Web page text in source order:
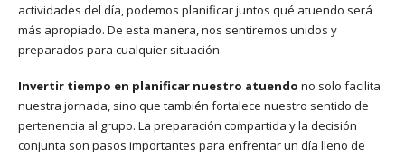
actividades del día, podemos planificar juntos qué atuendo será
más apropiado. De esta manera, nos sentiremos unidos y
preparados para cualquier situación.
Invertir tiempo en planificar nuestro atuendo no solo facilita
nuestra jornada, sino que también fortalece nuestro sentido de
pertenencia al grupo. La preparación compartida y la decisión
conjunta son pasos importantes para enfrentar un día lleno de